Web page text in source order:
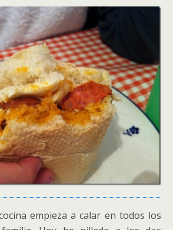
empieza a calar en todos los